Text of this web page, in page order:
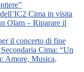
Cima in visita
Olam – Riparare il
il concerto di fine
Cima: “Un
Amore, Musica,